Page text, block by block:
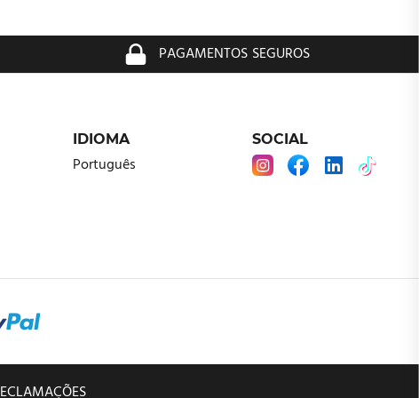
PAGAMENTOS SEGUROS
IDIOMA
Português
SOCIAL